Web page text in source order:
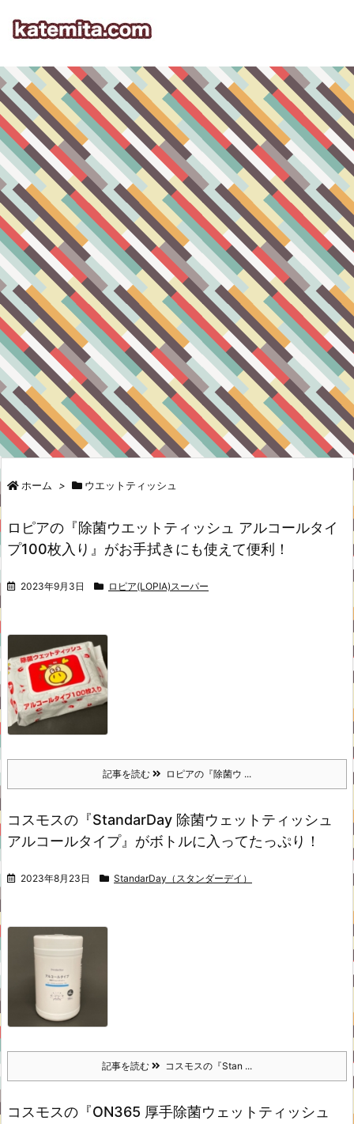
ホーム > ウエットティッシュ
ロピアの『除菌ウエットティッシュ アルコールタイ
プ100枚入り』がお手拭きにも使えて便利！
2023年9月3日 ロピア(LOPIA)スーパー
記事を読む ロピアの『除菌ウ ...
コスモスの『StandarDay 除菌ウェットティッシュ
アルコールタイプ』がボトルに入ってたっぷり！
2023年8月23日 StandarDay（スタンダーデイ）
記事を読む コスモスの『Stan ...
コスモスの『ON365 厚手除菌ウェットティッシュ